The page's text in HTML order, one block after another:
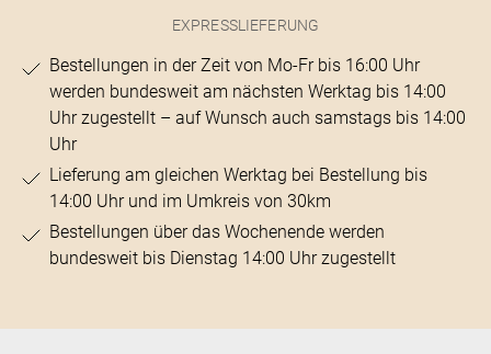
EXPRESSLIEFERUNG
Bestellungen in der Zeit von Mo-Fr bis 16:00 Uhr
werden bundesweit am nächsten Werktag bis 14:00
Uhr zugestellt – auf Wunsch auch samstags bis 14:00
Uhr
Lieferung am gleichen Werktag bei Bestellung bis
14:00 Uhr und im Umkreis von 30km
Bestellungen über das Wochenende werden
bundesweit bis Dienstag 14:00 Uhr zugestellt